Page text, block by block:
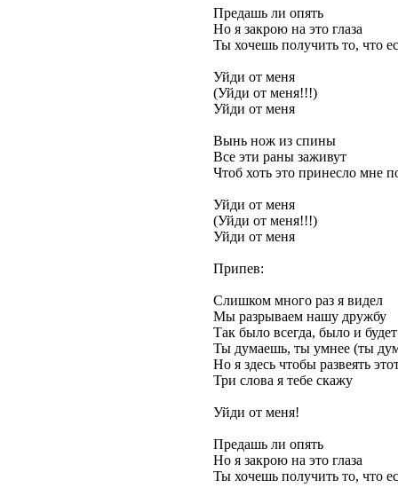
Предашь ли опять
Но я закрою на это глаза
Ты хочешь получить то, что
Уйди от меня
(Уйди от меня!!!)
Уйди от меня
Вынь нож из спины
Все эти раны заживут
Чтоб хоть это принесло мне
Уйди от меня
(Уйди от меня!!!)
Уйди от меня
Припев:
Слишком много раз я видел
Мы разрываем нашу дружбу
Так было всегда, было и будет
Ты думаешь, ты умнее (ты
Но я здесь чтобы развеять
Три слова я тебе скажу
Уйди от меня!
Предашь ли опять
Но я закрою на это глаза
Ты хочешь получить то, что